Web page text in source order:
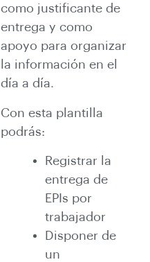
como justificante de
entrega y como
apoyo para organizar
la información en el
día a día.
Con esta plantilla
podrás:
Registrar la
entrega de
EPIs por
trabajador
Disponer de
un